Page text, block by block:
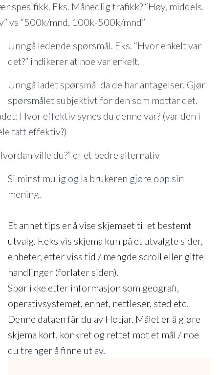
spesifikk. Eks. Månedlig trafikk? “Høy, middels,
vs “500k/mnd, 100k-500k/mnd”
Unngå ledende spørsmål. Eks. “Hvor enkelt var
det?” indikerer at noe var enkelt.
Unngå ladet spørsmål da de har antagelser. Gjør
spørsmålet subjektivt for den som mottar det.
Hvor effektiv synes du denne var? (var den i
tatt effektiv?)
ville du?” er et bedre alternativ
Si minst mulig og la brukeren gjøre opp sin
mening.
Et annet tips er å vise skjemaet til et bestemt
utvalg. F.eks vis skjema kun på et utvalgte sider,
enheter, etter viss tid / mengde scroll eller gitte
handlinger (forlater siden).
Spør ikke etter informasjon som geografi,
operativsystemet, enhet, nettleser, sted etc.
Denne dataen får du av Hotjar. Målet er å gjøre
skjema kort, konkret og rettet mot et mål / noe
du trenger å finne ut av.